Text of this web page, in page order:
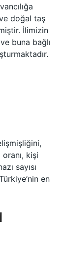
doğal taş
İlimizin
buna bağlı
kişi
sayısı
en